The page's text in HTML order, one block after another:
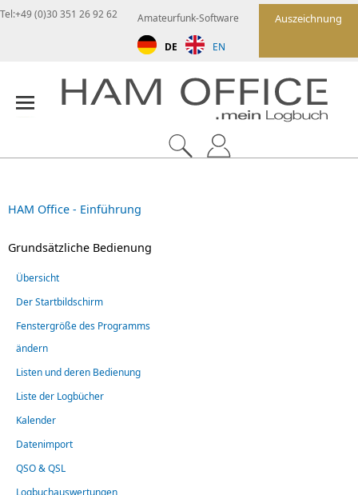
Auszeichnung
Amateurfunk-Software
DE EN
Tel:+49 (0)30 351 26 92 62
HAM Office - Einführung
Grundsätzliche Bedienung
Übersicht
Der Startbildschirm
Fenstergröße des Programms
ändern
Listen und deren Bedienung
Liste der Logbücher
Kalender
Datenimport
QSO & QSL
Logbuchauswertungen